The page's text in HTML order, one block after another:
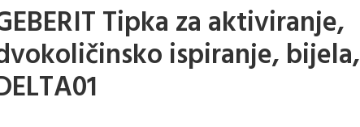
Tipka za aktiviranje,
ispiranje, bijela,